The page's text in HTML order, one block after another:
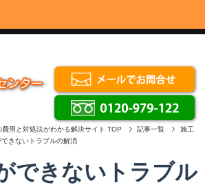
用と対処法がわかる解決サイト TOP 記事一覧
施工
きないトラブルの解消
できないトラブル